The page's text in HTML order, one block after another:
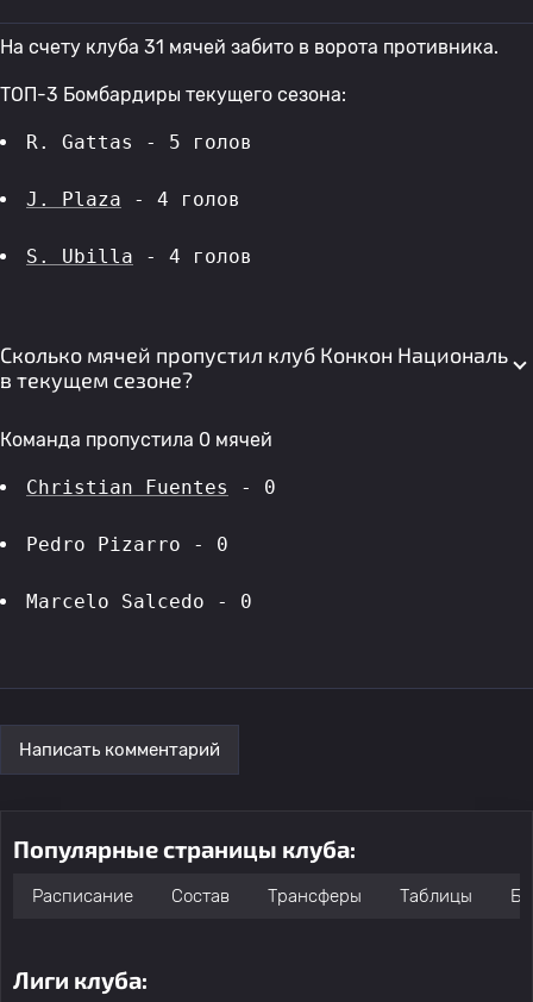
На счету клуба 31 мячей забито в ворота противника.
ТОП-3 Бомбардиры текущего сезона:
R. Gattas - 5 голов
J. Plaza - 4 голов
S. Ubilla - 4 голов
Сколько мячей пропустил клуб Конкон Националь
в текущем сезоне?
Команда пропустила 0 мячей
Christian Fuentes - 0
Pedro Pizarro - 0
Marcelo Salcedo - 0
Написать комментарий
Популярные страницы клуба:
Расписание Состав Трансферы Таблицы
Лиги клуба: